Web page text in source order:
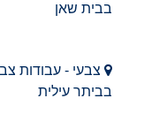
בבית שאן
צבעי - עבודות
בביתר עילית